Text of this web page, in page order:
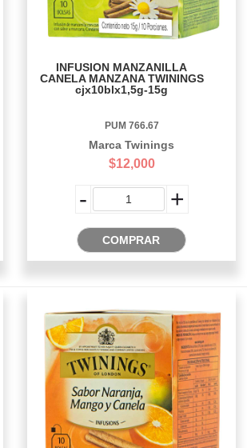
INFUSION MANZANILLA
CANELA MANZANA TWININGS
cjx10blx1,5g-15g
PUM 766.67
Marca Twinings
$12,000
- +
COMPRAR